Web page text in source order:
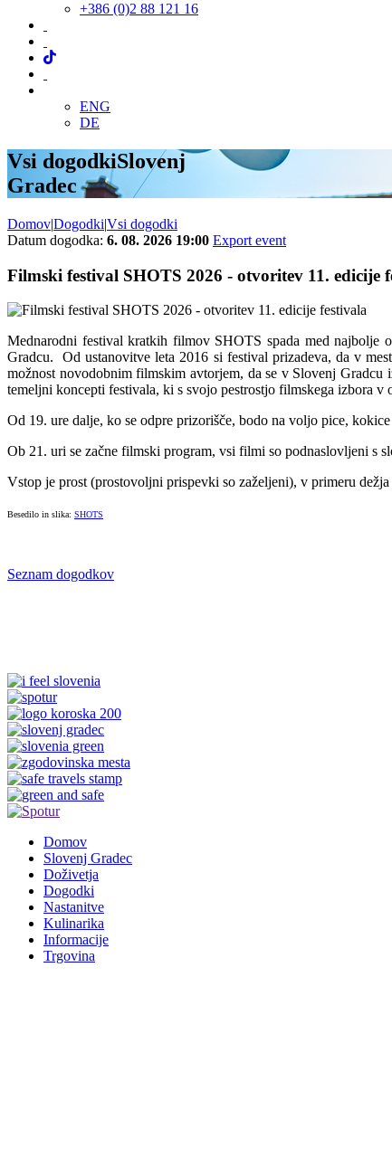
+386 (0)2 88 121 16
ENG
DE
Vsi dogodkiSlovenj
Gradec
Domov|Dogodki|Vsi dogodki
Datum dogodka: 6. 08. 2026 19:00 Export event
Filmski festival SHOTS 2026 - otvoritev 11. edicije
Mednarodni festival kratkih filmov SHOTS spada med najbolje
Gradcu. Od ustanovitve leta 2016 si festival prizadeva, da v
možnost novodobnim filmskim avtorjem, da se v Slovenj
temeljni koncepti festivala, ki s svojo pestrostjo filmskega izbora
Od 19. ure dalje, ko se odpre prizorišče, bodo na voljo pice,
Ob 21. uri se začne filmski program, vsi filmi so podnaslovljeni s
Vstop je prost (prostovoljni prispevki so zaželjeni), v primeru
Besedilo in slika: SHOTS
Seznam dogodkov
Domov
Slovenj Gradec
Doživetja
Dogodki
Nastanitve
Kulinarika
Informacije
Trgovina